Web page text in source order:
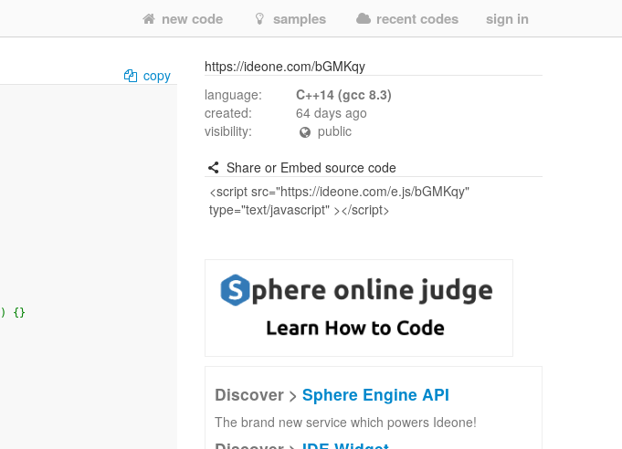
new code samples recent codes sign in
copy
) { }
https://ideone.com/bGMKqy
language:
C++14 (gcc 8.3)
created:
64 days ago
visibility:
public
Share or Embed source code
Discover > Sphere Engine API
The brand new service which powers Ideone!